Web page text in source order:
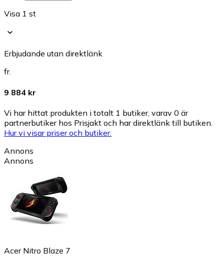
Visa 1 st
Erbjudande utan direktlänk
fr.
9 884 kr
Vi har hittat produkten i totalt 1 butiker, varav 0 är
partnerbutiker hos Prisjakt och har direktlänk till butiken.
Hur vi visar priser och butiker.
Annons
Annons
Acer Nitro Blaze 7